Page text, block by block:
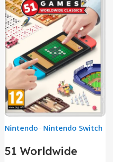
Nintendo- Nintendo Switch
51 Worldwide